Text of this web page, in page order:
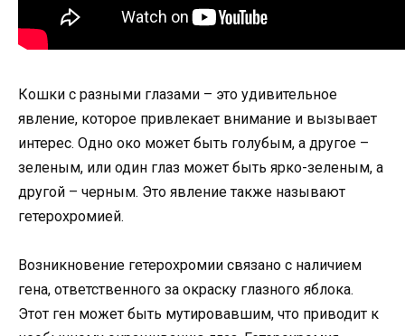
Кошки с разными глазами – это удивительное
явление, которое привлекает внимание и вызывает
интерес. Одно око может быть голубым, а другое –
зеленым, или один глаз может быть ярко-зеленым, а
другой – черным. Это явление также называют
гетерохромией.
Возникновение гетерохромии связано с наличием
гена, ответственного за окраску глазного яблока.
Этот ген может быть мутировавшим, что приводит к